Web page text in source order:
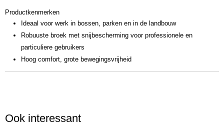
Productkenmerken
Ideaal voor werk in bossen, parken en in de landbouw
Robuuste broek met snijbescherming voor professionele en
particuliere gebruikers
Hoog comfort, grote bewegingsvrijheid
Ook interessant